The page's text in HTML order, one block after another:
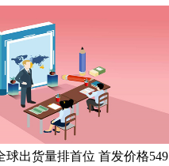
球出货量排首位 首发价格549